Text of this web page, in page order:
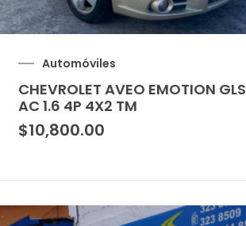
Automóviles
CHEVROLET AVEO EMOTION GLS
AC 1.6 4P 4X2 TM
$10,800.00